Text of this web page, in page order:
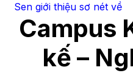
Sen giới thiệu sơ nét về
Campus
kế –